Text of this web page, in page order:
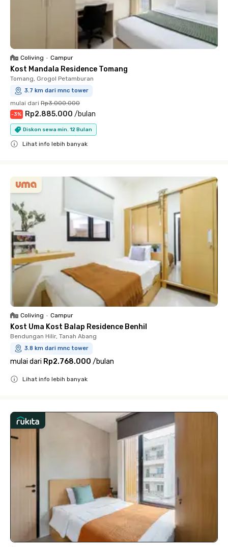
Coliving • Campur
Kost Mandala Residence Tomang
Tomang, Grogol Petamburan
3.7 km dari mnc tower
mulai dari Rp3.000.000
-3% Rp2.885.000 /bulan
Diskon sewa min. 12 Bulan
Lihat info lebih banyak
Coliving • Campur
Kost Uma Kost Balap Residence Benhil
Bendungan Hilir, Tanah Abang
3.8 km dari mnc tower
mulai dari Rp2.768.000 /bulan
Lihat info lebih banyak